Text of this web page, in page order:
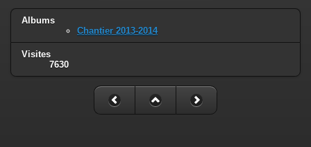
Albums
Chantier 2013-2014
Visites
7630